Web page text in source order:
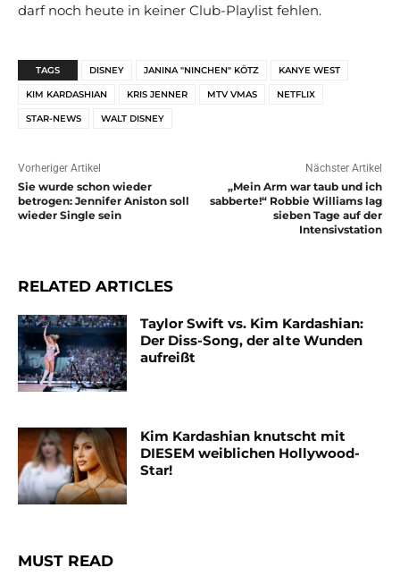
darf noch heute in keiner Club-Playlist fehlen.
TAGS DISNEY JANINA "NINCHEN" KÖTZ KANYE WEST
KIM KARDASHIAN KRIS JENNER MTV VMAS NETFLIX
STAR-NEWS WALT DISNEY
Vorheriger Artikel
Sie wurde schon wieder
betrogen: Jennifer Aniston soll
wieder Single sein
Nächster Artikel
„Mein Arm war taub und ich
sabberte!“ Robbie Williams lag
sieben Tage auf der
Intensivstation
RELATED ARTICLES
Taylor Swift vs. Kim Kardashian:
Der Diss-Song, der alte Wunden
aufreißt
Kim Kardashian knutscht mit
DIESEM weiblichen Hollywood-
Star!
MUST READ